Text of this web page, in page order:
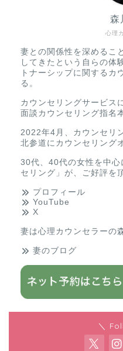
心理
森
妻との関係性を深めるこ
してきたという自らの体
トナーシップに関するカ
る。
カウンセリングサービス
面談カウンセリング指名
2022年4月、カウンセリ
北参道にカウンセリング
30代、40代の女性を中心
セリング」が、ご好評を
プロフィール
YouTube
X
妻は心理カウンセラーの
妻のブログ
＼